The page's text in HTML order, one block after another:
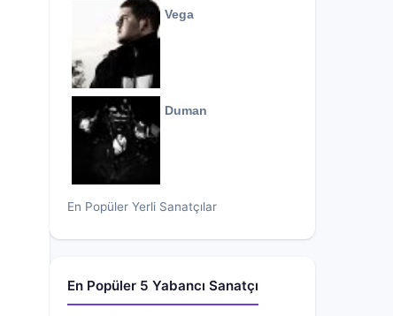
Vega
Duman
En Popüler Yerli Sanatçılar
En Popüler 5 Yabancı Sanatçı